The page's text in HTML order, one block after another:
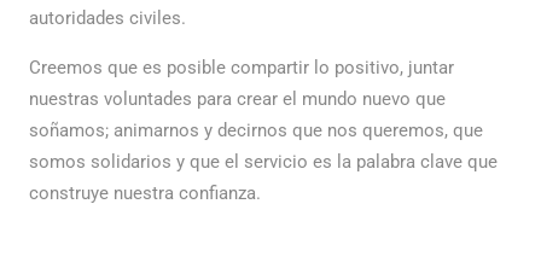
autoridades civiles.
Creemos que es posible compartir lo positivo, juntar
nuestras voluntades para crear el mundo nuevo que
soñamos; animarnos y decirnos que nos queremos, que
somos solidarios y que el servicio es la palabra clave que
construye nuestra confianza.